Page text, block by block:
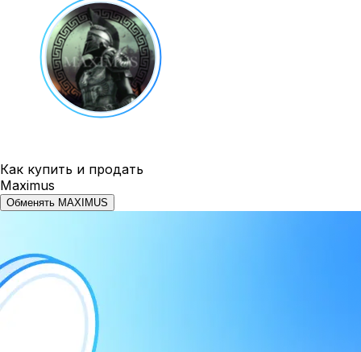
Как купить и продать
Maximus
Обменять MAXIMUS